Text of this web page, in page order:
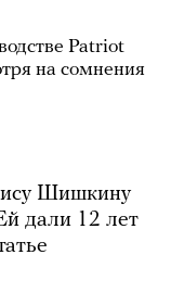
Patriot
на сомнения
Шишкину
дали 12 лет